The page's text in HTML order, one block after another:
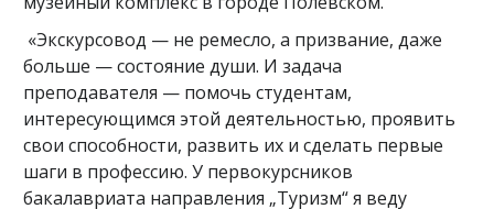
«Экскурсовод — не ремесло, а призвание, даже
больше — состояние души. И задача
преподавателя — помочь студентам,
интересующимся этой деятельностью, проявить
свои способности, развить их и сделать первые
шаги в профессию. У первокурсников
бакалавриата направления „Туризм“ я веду